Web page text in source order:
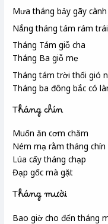
Mưa tháng bảy gãy
Nắng tháng tám rám
Tháng Tám giỗ cha
Tháng Ba giỗ mẹ
Tháng tám trời thổi gió
Tháng ba đông bắc có
Tháng chín
Muốn ăn cơm chăm
Ném mạ rằm tháng chín
Lúa cấy tháng chạp
Đạp gốc mà gặt
Tháng mười
Bao giờ cho đến tháng